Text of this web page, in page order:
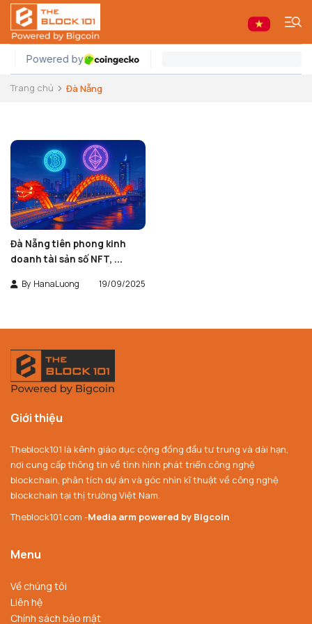
Trang chủ Đà Nẵng
Đà Nẵng tiên phong kinh
doanh tài sản số NFT, ...
By HanaLuong 19/09/2025
Giới thiệu
Theblock101 là kênh giáo dục cộng đồng đầu tư trung và dài hạn,
nơi cung cấp thông tin về tình hình phát triển công nghệ
blockchain, phân tích dự án và góc nhìn kĩ thuật về công nghệ
blockchain tại thị trường Việt Nam.
Theblock101.com -Media arm powered by Bigcoin
Menu
Về chúng tôi
Liên hệ
Chính sách bảo mật